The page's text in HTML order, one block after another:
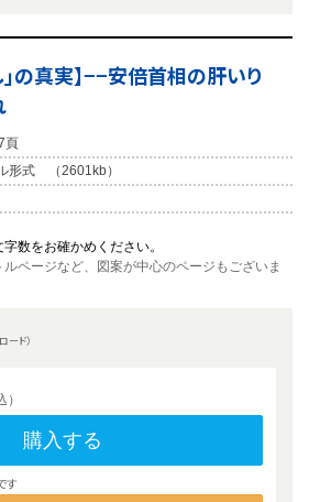
の真実】−−安倍首相の肝いり
頁
形式 （2601kb）
数をお確かめください。
ルページなど、図案が中心のページもございま
ード）
）
購入する
す